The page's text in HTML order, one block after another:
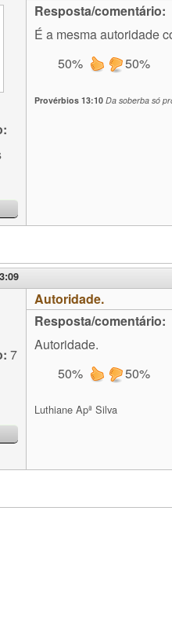
Resposta/comentário:
É a mesma autoridade
50%
50%
Provérbios 13:10Da soberba só
7
Autoridade.
Resposta/comentário:
Autoridade.
50%
50%
Luthiane Apª Silva